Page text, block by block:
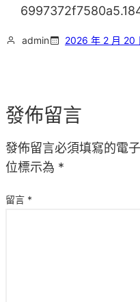
admin 2026 年 2 月 20
發佈留言
發佈留言必須填寫的電
位標示為 *
留言 *